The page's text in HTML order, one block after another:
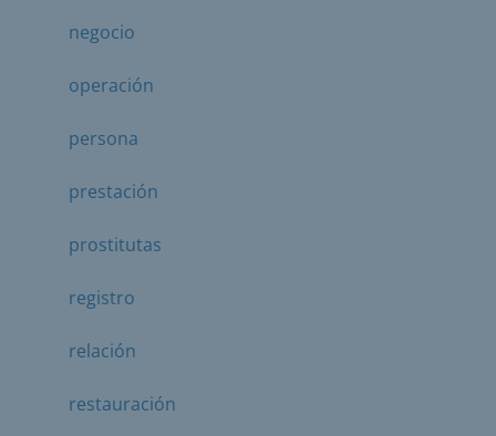
negocio
operación
persona
prestación
prostitutas
registro
relación
restauración